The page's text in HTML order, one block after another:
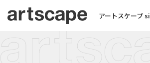
アートスケープ